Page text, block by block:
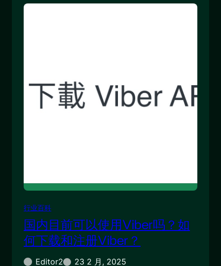
行业百科
国内目前可以使用Viber吗？如
何下载和注册Viber？
Editor2
23 2 月, 2025